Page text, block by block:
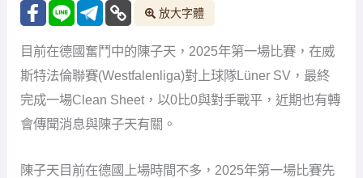
放大字體
目前在德國奮鬥中的陳子天，2025年第一場比賽，在威
斯特法倫聯賽(Westfalenliga)對上球隊Lüner SV，最終
完成一場Clean Sheet，以0比0與對手戰平，近期也有轉
會傳聞消息與陳子天有關。
陳子天目前在德國上場時間不多，2025年第一場比賽先